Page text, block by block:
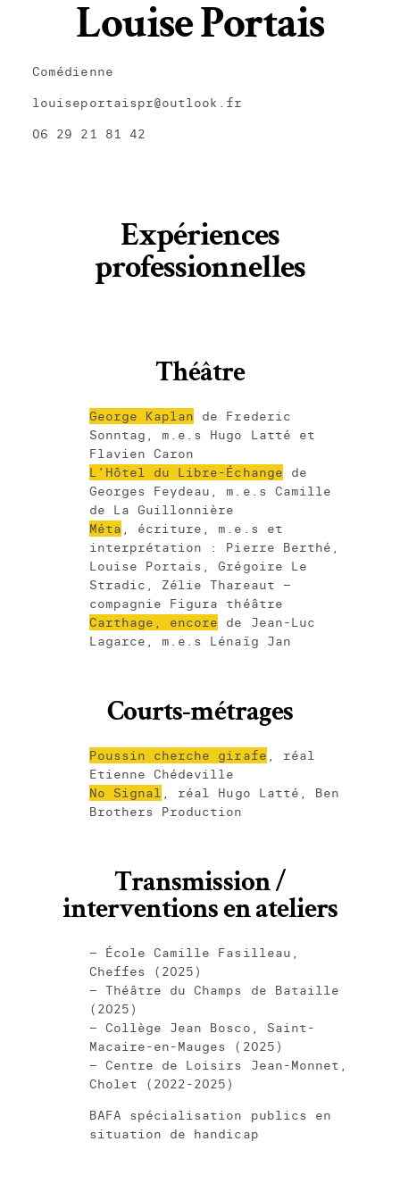
Louise Portais
Comédienne
louiseportaispr@outlook.fr
06 29 21 81 42
Expériences
professionnelles
Théâtre
George Kaplan de Frederic
Sonntag, m.e.s Hugo Latté et
Flavien Caron
L’Hôtel du Libre-Échange de
Georges Feydeau, m.e.s Camille
de La Guillonnière
Méta , écriture, m.e.s et
interprétation : Pierre Berthé,
Louise Portais, Grégoire Le
Stradic, Zélie Thareaut –
compagnie Figura théâtre
Carthage, encore de Jean-Luc
Lagarce, m.e.s Lénaïg Jan
Courts-métrages
Poussin cherche girafe , réal
Etienne Chédeville
No Signal
, réal Hugo Latté, Ben
Brothers Production
Transmission /
interventions en ateliers
– École Camille Fasilleau,
Cheffes (2025)
– Théâtre du Champs de Bataille
(2025)
– Collège Jean Bosco, Saint-
Macaire-en-Mauges (2025)
– Centre de Loisirs Jean-Monnet,
Cholet (2022-2025)
BAFA spécialisation publics en
situation de handicap